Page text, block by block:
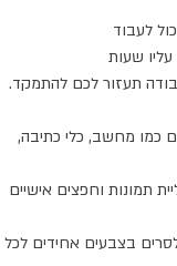
לעבוד
שעות
תעזור לכם להתמקד.
כמו מחשב, כלי כתיבה,
תמונות וחפצים אישיים
בצבעים אחידים לכל